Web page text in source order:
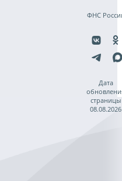
ФНС
Дата
страницы
08.08.2026